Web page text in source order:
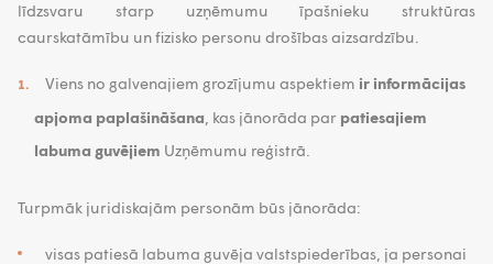
līdzsvaru starp uzņēmumu īpašnieku struktūras
caurskatāmību un fizisko personu drošības aizsardzību.
Viens no galvenajiem grozījumu aspektiem ir informācijas
apjoma paplašināšana , kas jānorāda par patiesajiem
labuma guvējiem Uzņēmumu reģistrā.
Turpmāk juridiskajām personām būs jānorāda:
visas patiesā labuma guvēja valstspiederības, ja personai